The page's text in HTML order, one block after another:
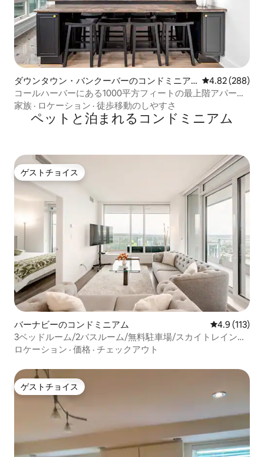
ダウンタウン・バンクーバーのコンドミニア
ム
レビュー288
4.82 (288)
コールハーバーにある1000平方フィートの最上階アパート
（バルコニー付き）
家族 · ロケーション · 徒歩移動のしやすさ
ペットと泊まれるコンドミニアム
ゲストチョイス
ゲストチョイス
バーナビーのコンドミニアム レビュー113
4.9 (113)
3ベッドルーム/2バスルーム/無料駐車場/スカイトレインア
クセス
ロケーション · 価格 · チェックアウト
ゲストチョイス
ゲストチョイス